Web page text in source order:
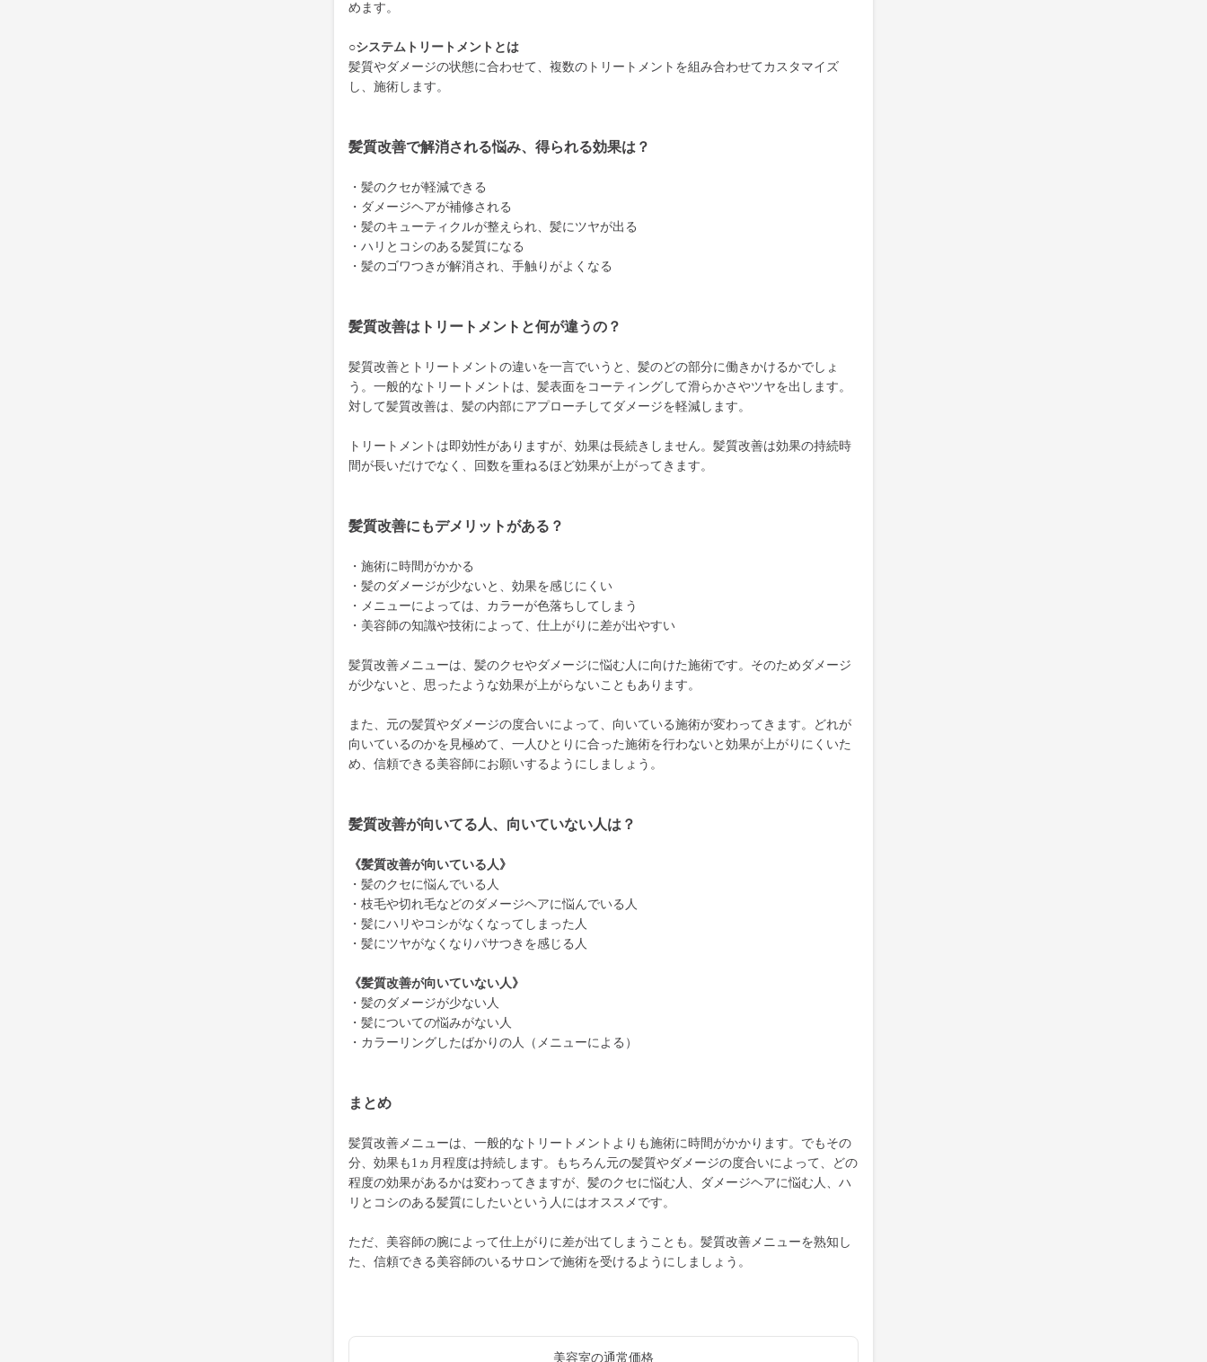
めます。
○システムトリートメントとは
髪質やダメージの状態に合わせて、複数のトリートメントを組み合わせてカスタマイズ
し、施術します。
髪質改善で解消される悩み、得られる効果は？
・髪のクセが軽減できる
・ダメージヘアが補修される
・髪のキューティクルが整えられ、髪にツヤが出る
・ハリとコシのある髪質になる
・髪のゴワつきが解消され、手触りがよくなる
髪質改善はトリートメントと何が違うの？
髪質改善とトリートメントの違いを一言でいうと、髪のどの部分に働きかけるかでしょ
う。一般的なトリートメントは、髪表面をコーティングして滑らかさやツヤを出します。
対して髪質改善は、髪の内部にアプローチしてダメージを軽減します。
トリートメントは即効性がありますが、効果は長続きしません。髪質改善は効果の持続時
間が長いだけでなく、回数を重ねるほど効果が上がってきます。
髪質改善にもデメリットがある？
・施術に時間がかかる
・髪のダメージが少ないと、効果を感じにくい
・メニューによっては、カラーが色落ちしてしまう
・美容師の知識や技術によって、仕上がりに差が出やすい
髪質改善メニューは、髪のクセやダメージに悩む人に向けた施術です。そのためダメージ
が少ないと、思ったような効果が上がらないこともあります。
また、元の髪質やダメージの度合いによって、向いている施術が変わってきます。どれが
向いているのかを見極めて、一人ひとりに合った施術を行わないと効果が上がりにくいた
め、信頼できる美容師にお願いするようにしましょう。
髪質改善が向いてる人、向いていない人は？
《髪質改善が向いている人》
・髪のクセに悩んでいる人
・枝毛や切れ毛などのダメージヘアに悩んでいる人
・髪にハリやコシがなくなってしまった人
・髪にツヤがなくなりパサつきを感じる人
《髪質改善が向いていない人》
・髪のダメージが少ない人
・髪についての悩みがない人
・カラーリングしたばかりの人（メニューによる）
まとめ
髪質改善メニューは、一般的なトリートメントよりも施術に時間がかかります。でもその
分、効果も1ヵ月程度は持続します。もちろん元の髪質やダメージの度合いによって、どの
程度の効果があるかは変わってきますが、髪のクセに悩む人、ダメージヘアに悩む人、ハ
リとコシのある髪質にしたいという人にはオススメです。
ただ、美容師の腕によって仕上がりに差が出てしまうことも。髪質改善メニューを熟知し
た、信頼できる美容師のいるサロンで施術を受けるようにしましょう。
美容室の通常価格